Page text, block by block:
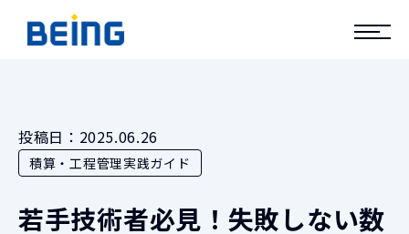
積算・工程管理実践ガイド
投稿日： 2025.06.26
若手技術者必見！失敗しない数